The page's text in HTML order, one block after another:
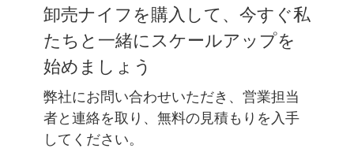
卸売ナイフを購入して、今すぐ私
たちと一緒にスケールアップを
始めましょう
弊社にお問い合わせいただき、営業担当
者と連絡を取り、無料の見積もりを入手
してください。